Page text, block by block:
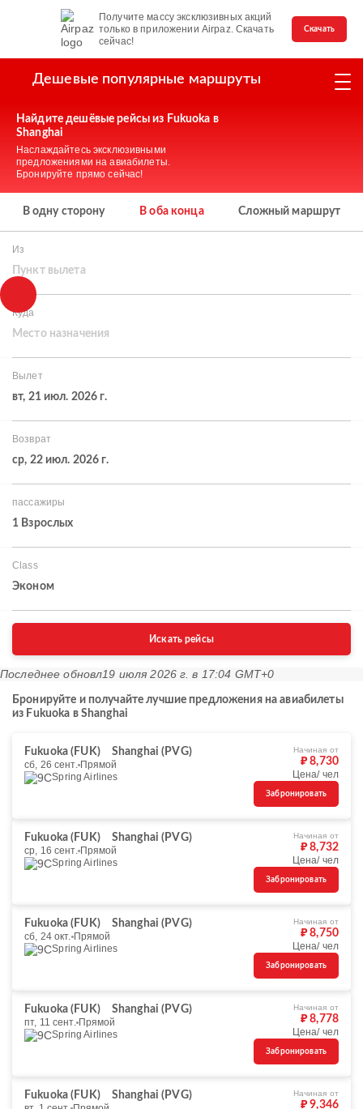
Получите массу эксклюзивных акций
только в приложении Airpaz. Скачать
сейчас!
Скачать
Дешевые популярные маршруты
Найдите дешёвые рейсы из Fukuoka в
Shanghai
Наслаждайтесь эксклюзивными
предложениями на авиабилеты.
Бронируйте прямо сейчас!
В одну сторону В оба конца Сложный маршрут
Из
Пункт вылета
Куда
Место назначения
Вылет
вт, 21 июл. 2026 г.
Возврат
ср, 22 июл. 2026 г.
пассажиры
1 Взрослых
Class
Эконом
Искать рейсы
Последнее обновл19 июля 2026 г. в 17:04 GMT+0
Бронируйте и получайте лучшие предложения на авиабилеты
из Fukuoka в Shanghai
Fukuoka (FUK)
Shanghai (PVG)
сб, 26 сент. Прямой
Spring Airlines
Начиная от
₽ 8,730
Цена/ чел
Забронировать
Fukuoka (FUK)
Shanghai (PVG)
ср, 16 сент. Прямой
Spring Airlines
Начиная от
₽ 8,732
Цена/ чел
Забронировать
Fukuoka (FUK)
Shanghai (PVG)
сб, 24 окт. Прямой
Spring Airlines
Начиная от
₽ 8,750
Цена/ чел
Забронировать
Fukuoka (FUK)
Shanghai (PVG)
пт, 11 сент. Прямой
Spring Airlines
Начиная от
₽ 8,778
Цена/ чел
Забронировать
Fukuoka (FUK)
Shanghai (PVG)
Начиная от
₽ 9,346